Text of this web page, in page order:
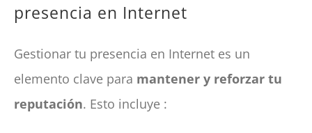
presencia en Internet
Gestionar tu presencia en Internet es un
elemento clave para mantener y reforzar tu
reputación. Esto incluye :